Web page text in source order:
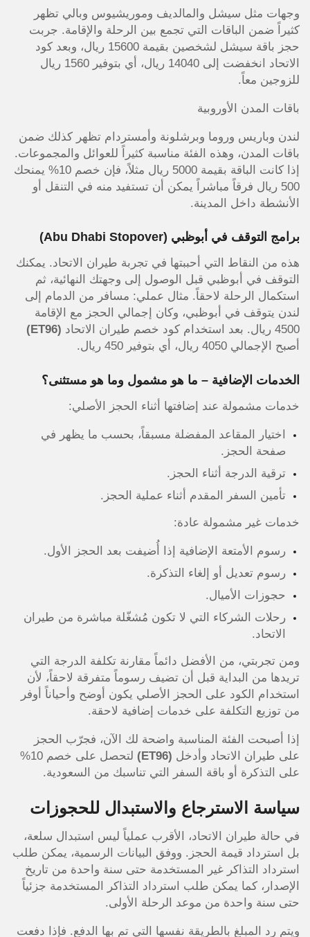
وجهات مثل سيشل والمالديف وموريشيوس وبالي تظهر
كثيراً ضمن الباقات التي تجمع بين الرحلة والإقامة. جربت
حجز باقة سيشل لشخصين بقيمة 15600 ريال، وبعد كود
الاتحاد انخفضت إلى 14040 ريال، أي بتوفير 1560 ريال
للزوجين معاً.
باقات المدن الأوروبية
لندن وباريس وروما وبرشلونة وأمستردام تظهر كذلك ضمن
باقات المدن، وهذه الفئة مناسبة كثيراً للعوائل والمجموعات.
إذا كانت الباقة بقيمة 5000 ريال مثلاً، فإن خصم 10% يمنحك
500 ريال فرقاً مباشراً يمكن أن تستفيد منه في التنقل أو
الأنشطة داخل المدينة.
برامج التوقف في أبوظبي (Abu Dhabi Stopover)
هذه من النقاط التي أحببتها في تجربة طيران الاتحاد. يمكنك
التوقف في أبوظبي قبل الوصول إلى وجهتك النهائية، ثم
استكمال الرحلة لاحقاً. مثال عملي: مسافر من الدمام إلى
لندن يتوقف في أبوظبي، وكان إجمالي الحجز مع الإقامة
4500 ريال. بعد استخدام كود خصم طيران الاتحاد
(ET96)
أصبح الإجمالي 4050 ريال، أي بتوفير 450 ريال.
الخدمات الإضافية – ما هو مشمول وما هو مستثنى؟
خدمات مشمولة عند إضافتها أثناء الحجز الأصلي:
اختيار المقاعد المفضلة مسبقاً، بحسب ما يظهر في
صفحة الحجز.
ترقية الدرجة أثناء الحجز.
تأمين السفر المقدم أثناء عملية الحجز.
خدمات غير مشمولة عادة:
رسوم الأمتعة الإضافية إذا أُضيفت بعد الحجز الأول.
رسوم تعديل أو إلغاء التذكرة.
حجوزات الأميال.
رحلات الشركاء التي لا تكون مُشغّلة مباشرة من طيران
الاتحاد.
ومن تجربتي، من الأفضل دائماً مقارنة تكلفة الدرجة التي
تريدها من البداية قبل أن تضيف رسوماً متفرقة لاحقاً، لأن
استخدام الكود على الحجز الأصلي يكون أوضح وأحياناً أوفر
من توزيع التكلفة على خدمات إضافية لاحقة.
إذا أصبحت الفئة المناسبة واضحة لك الآن، فجرّب الحجز
على طيران الاتحاد وأدخل (ET96)
لتحصل على خصم 10%
على التذكرة أو باقة السفر التي تناسبك من السعودية.
سياسة الاسترجاع والاستبدال للحجوزات
في حالة طيران الاتحاد، الأقرب عملياً ليس استبدال سلعة،
بل استرداد قيمة الحجز. ووفق البيانات الرسمية، يمكن طلب
استرداد التذاكر غير المستخدمة حتى سنة واحدة من تاريخ
الإصدار، كما يمكن طلب استرداد التذاكر المستخدمة جزئياً
حتى سنة واحدة من موعد الرحلة الأولى.
ويتم رد المبلغ بالطريقة نفسها التي تم بها الدفع. فإذا دفعت